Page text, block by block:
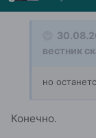
вестник
но
Конечно.